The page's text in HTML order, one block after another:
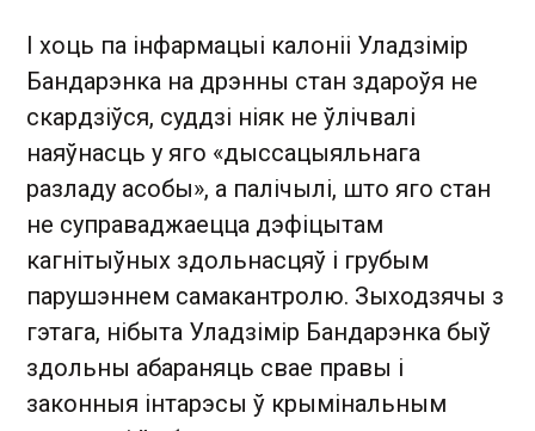
І хоць па інфармацыі калоніі Уладзімір
Бандарэнка на дрэнны стан здароўя не
скардзіўся, суддзі ніяк не ўлічвалі
наяўнасць у яго «дыссацыяльнага
разладу асобы», а палічылі, што яго стан
не суправаджаецца дэфіцытам
кагнітыўных здольнасцяў і грубым
парушэннем самакантролю. Зыходзячы з
гэтага, нібыта Уладзімір Бандарэнка быў
здольны абараняць свае правы і
законныя інтарэсы ў крымінальным